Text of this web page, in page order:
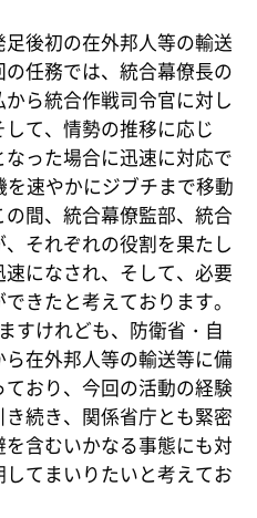
後初の在外邦人等の輸送
任務では、統合幕僚長の
ら統合作戦司令官に対し
て、情勢の推移に応じ
った場合に迅速に対応で
速やかにジブチまで移動
間、統合幕僚監部、統合
それぞれの役割を果たし
になされ、そして、必要
きたと考えております。
すけれども、防衛省・自
在外邦人等の輸送等に備
おり、今回の活動の経験
続き、関係省庁とも緊密
含むいかなる事態にも対
てまいりたいと考えてお